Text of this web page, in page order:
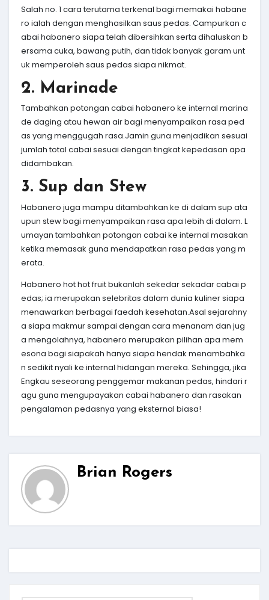
Salah no. 1 cara terutama terkenal bagi memakai habane
ro ialah dengan menghasilkan saus pedas. Campurkan c
abai habanero siapa telah dibersihkan serta dihaluskan b
ersama cuka, bawang putih, dan tidak banyak garam unt
uk memperoleh saus pedas siapa nikmat.
2. Marinade
Tambahkan potongan cabai habanero ke internal marina
de daging atau hewan air bagi menyampaikan rasa ped
as yang menggugah rasa.Jamin guna menjadikan sesuai
jumlah total cabai sesuai dengan tingkat kepedasan apa
didambakan.
3. Sup dan Stew
Habanero juga mampu ditambahkan ke di dalam sup ata
upun stew bagi menyampaikan rasa apa lebih di dalam. L
umayan tambahkan potongan cabai ke internal masakan
ketika memasak guna mendapatkan rasa pedas yang m
erata.
Habanero hot hot fruit bukanlah sekedar sekadar cabai p
edas; ia merupakan selebritas dalam dunia kuliner siapa
menawarkan berbagai faedah kesehatan.Asal sejarahny
a siapa makmur sampai dengan cara menanam dan jug
a mengolahnya, habanero merupakan pilihan apa mem
esona bagi siapakah hanya siapa hendak menambahka
n sedikit nyali ke internal hidangan mereka. Sehingga, jika
Engkau seseorang penggemar makanan pedas, hindari r
agu guna mengupayakan cabai habanero dan rasakan
pengalaman pedasnya yang eksternal biasa!
Brian Rogers